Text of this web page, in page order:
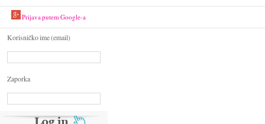
Prijava putem Google-a
Korisničko ime (email)
Zaporka